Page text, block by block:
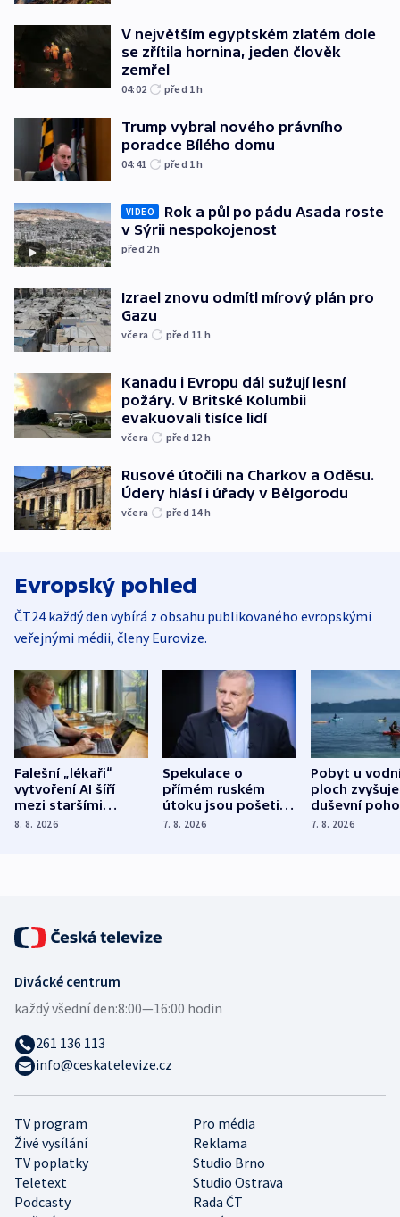
V největším egyptském zlatém dole
se zřítila hornina, jeden člověk
zemřel
04:02 před 1h
Trump vybral nového právního
poradce Bílého domu
04:41 před 1h
VIDEO
Rok a půl po pádu Asada roste
v Sýrii nespokojenost
před 2h
Izrael znovu odmítl mírový plán pro
Gazu
včera před 11 h
Kanadu i Evropu dál sužují lesní
požáry. V Britské Kolumbii
evakuovali tisíce lidí
včera před 12 h
Rusové útočili na Charkov a Oděsu.
Údery hlásí i úřady v Bělgorodu
včera před 14h
Evropský pohled
ČT24 každý den vybírá z obsahu publikovaného evropskými
veřejnými médii, členy Eurovize.
Falešní „lékaři“
vytvoření AI šíří
mezi staršími
Poláky nebezpečné
8. 8. 2026
Spekulace o
přímém ruském
útoku jsou pošetilé,
míní estonský
7. 8. 2026
Pobyt u
ploch zvyšuje
duševní
ukázala
7. 8. 2026
TV program
Pro média
Živé vysílání
Reklama
TV poplatky
Studio Brno
Teletext
Studio Ostrava
Podcasty
Rada ČT
Divácké centrum
každý všední den:8:00—16:00 hodin
261 136 113
info@ceskatelevize.cz